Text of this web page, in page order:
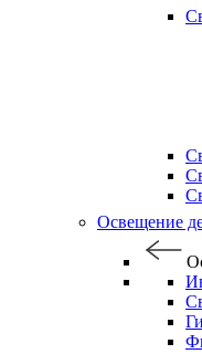
Освещение